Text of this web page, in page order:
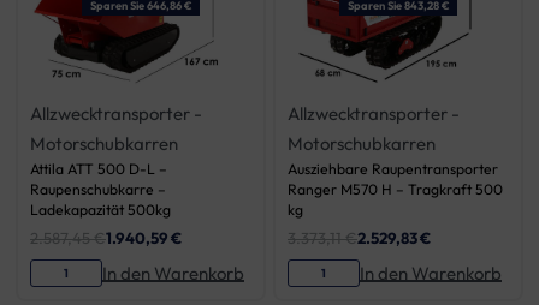
Sparen Sie 646,86 €
Allzwecktransporter -
Motorschubkarren
Attila ATT 500 D-L –
Raupenschubkarre –
Ladekapazität 500kg
2.587,45€1.940,59€
In den Warenkorb
Sparen Sie 843,28 €
Allzwecktransporter -
Motorschubkarren
Ausziehbare Raupentransporter
Ranger M570 H – Tragkraft 500
kg
3.373,11€2.529,83€
In den Warenkorb